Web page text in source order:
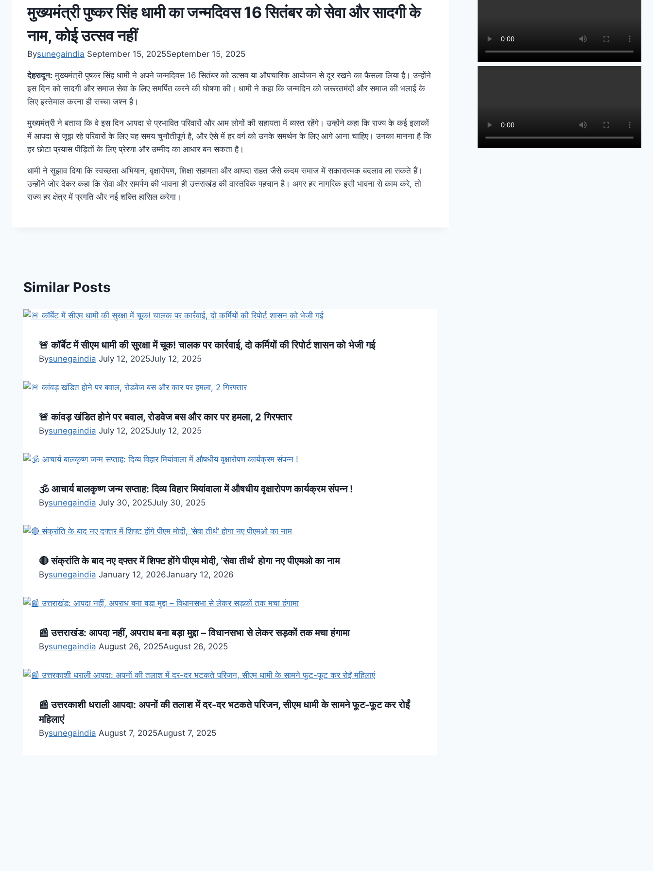
मुख्यमंत्री पुष्कर सिंह धामी का जन्मदिवस 16 सितंबर को सेवा और सादगी के
नाम, कोई उत्सव नहीं
Bysunegaindia September 15, 2025September 15, 2025
देहरादून: मुख्यमंत्री पुष्कर सिंह धामी ने अपने जन्मदिवस 16 सितंबर को उत्सव या औपचारिक आयोजन से दूर रखने का फैसला लिया है। उन्होंने
इस दिन को सादगी और समाज सेवा के लिए समर्पित करने की घोषणा की। धामी ने कहा कि जन्मदिन को जरूरतमंदों और समाज की भलाई के
लिए इस्तेमाल करना ही सच्चा जश्न है।
मुख्यमंत्री ने बताया कि वे इस दिन आपदा से प्रभावित परिवारों और आम लोगों की सहायता में व्यस्त रहेंगे। उन्होंने कहा कि राज्य के कई इलाकों
में आपदा से जूझ रहे परिवारों के लिए यह समय चुनौतीपूर्ण है, और ऐसे में हर वर्ग को उनके समर्थन के लिए आगे आना चाहिए। उनका मानना है कि
हर छोटा प्रयास पीड़ितों के लिए प्रेरणा और उम्मीद का आधार बन सकता है।
धामी ने सुझाव दिया कि स्वच्छता अभियान, वृक्षारोपण, शिक्षा सहायता और आपदा राहत जैसे कदम समाज में सकारात्मक बदलाव ला सकते हैं।
उन्होंने जोर देकर कहा कि सेवा और समर्पण की भावना ही उत्तराखंड की वास्तविक पहचान है। अगर हर नागरिक इसी भावना से काम करे, तो
राज्य हर क्षेत्र में प्रगति और नई शक्ति हासिल करेगा।
Similar Posts
🚨 कॉर्बेट में सीएम धामी की सुरक्षा में चूक! चालक पर कार्रवाई, दो कर्मियों की रिपोर्ट शासन को भेजी गई
Bysunegaindia July 12, 2025July 12, 2025
🚨 कांवड़ खंडित होने पर बवाल, रोडवेज बस और कार पर हमला, 2 गिरफ्तार
Bysunegaindia July 12, 2025July 12, 2025
🕉️ आचार्य बालकृष्ण जन्म सप्ताह: दिव्य विहार मियांवाला में औषधीय वृक्षारोपण कार्यक्रम संपन्न !
Bysunegaindia July 30, 2025July 30, 2025
🔴 संक्रांति के बाद नए दफ्तर में शिफ्ट होंगे पीएम मोदी, ‘सेवा तीर्थ’ होगा नए पीएमओ का नाम
Bysunegaindia January 12, 2026January 12, 2026
📰 उत्तराखंड: आपदा नहीं, अपराध बना बड़ा मुद्दा – विधानसभा से लेकर सड़कों तक मचा हंगामा
Bysunegaindia August 26, 2025August 26, 2025
📰 उत्तरकाशी धराली आपदा: अपनों की तलाश में दर-दर भटकते परिजन, सीएम धामी के सामने फूट-फूट कर रोईं
महिलाएं
Bysunegaindia August 7, 2025August 7, 2025